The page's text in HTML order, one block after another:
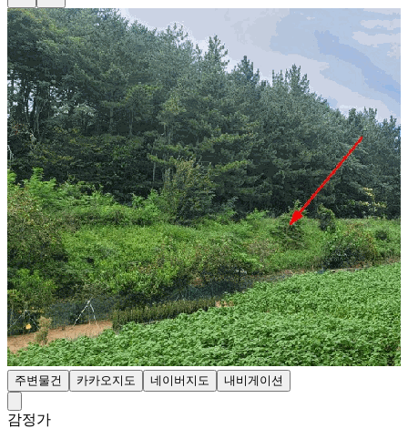
주변물건 카카오지도 네이버지도 내비게이션
감정가